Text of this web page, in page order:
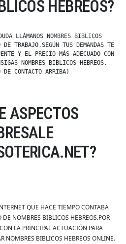
HEBREOS?
LLÁMANOS NOMBRES BIBLICOS
DE TRABAJO,SEGÚN TUS DEMANDAS TE
Y EL PRECIO MÁS ADECUADO CON
NOMBRES BIBLICOS HEBREOS.
DE CONTACTO ARRIBA)
ASPECTOS
QUE HACE TIEMPO CONTABA
NOMBRES BIBLICOS HEBREOS.POR
LA PRINCIPAL ACTUACIÓN PARA
NOMBRES BIBLICOS HEBREOS ONLINE.